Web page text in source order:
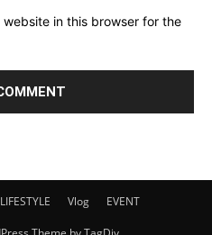
in this browser for the
LIFESTYLE Vlog EVENT